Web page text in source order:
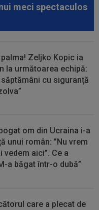
meci spectaculos
Zeljko Kopic ia
la următoarea echipă:
săptămâni cu siguranță
om din Ucraina i-a
unui român: ”Nu vrem
vedem aici”. Ce a
a băgat într-o dubă”
care a plecat de